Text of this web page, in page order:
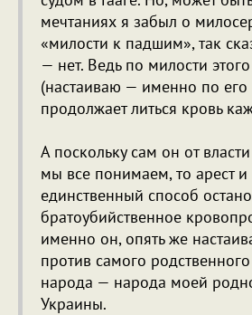
мечтаниях я забыл о
«милости к падшим», так
— нет. Ведь по милости
(настаиваю — именно по его
продолжает литься кровь
А поскольку сам он от
мы все понимаем, то арест и
единственный способ
братоубийственное
именно он, опять же
против самого
народа — народа моей
Украины.